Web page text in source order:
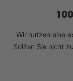
Wir nutzen eine
Sollten Sie nicht